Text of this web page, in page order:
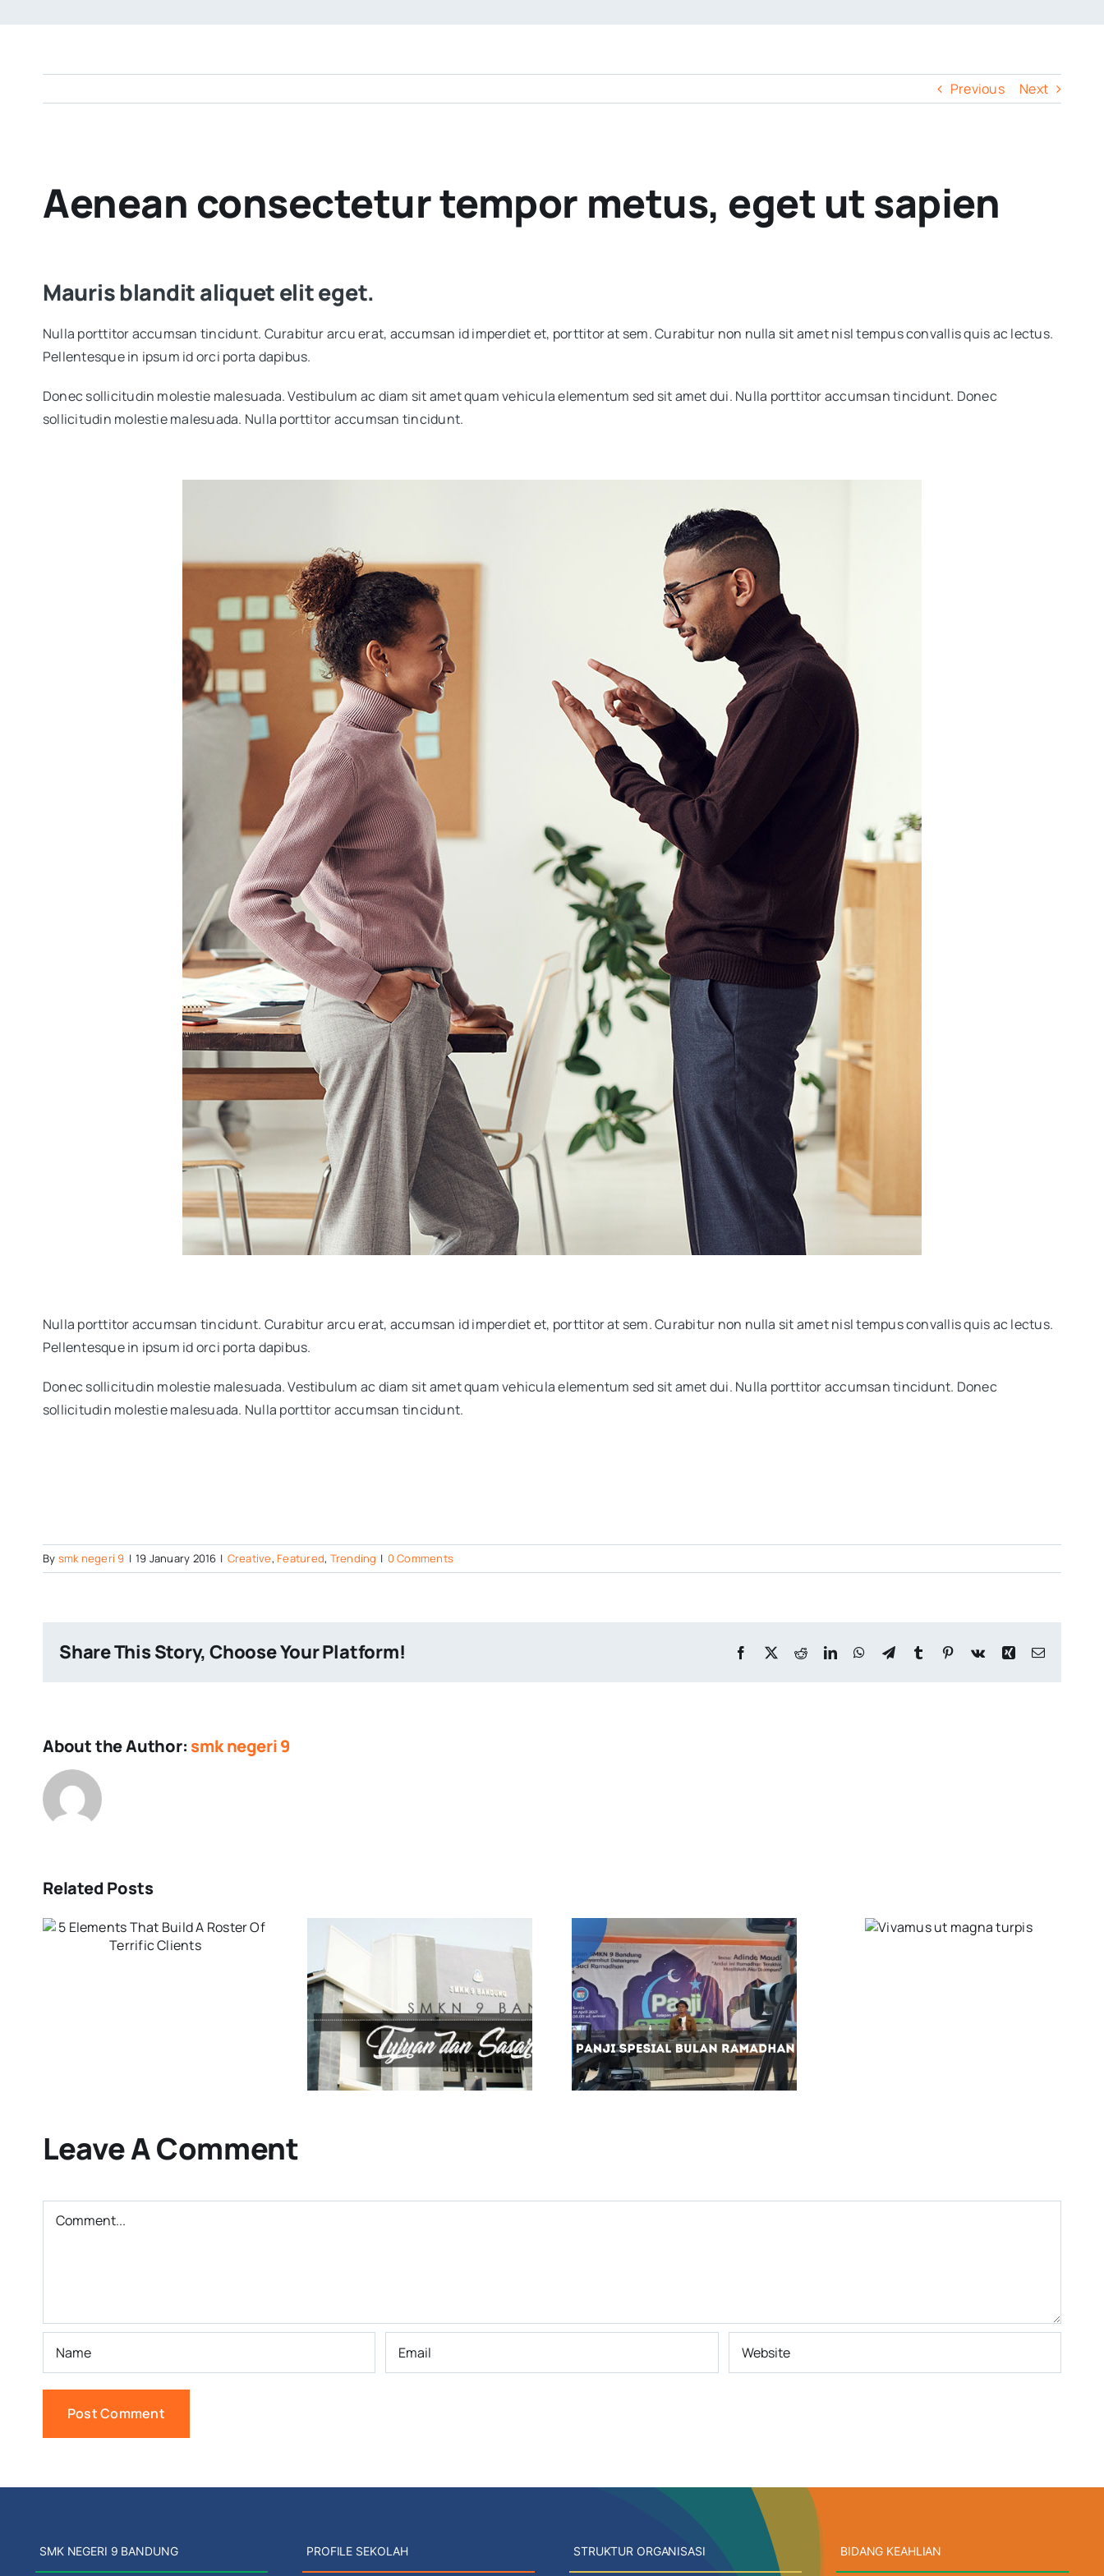
Previous Next
Larger
Image
Aenean consectetur tempor metus, eget ut sapien
Mauris blandit aliquet elit eget.
Nulla porttitor accumsan tincidunt. Curabitur arcu erat, accumsan id imperdiet et, porttitor at sem. Curabitur non nulla sit amet nisl tempus convallis quis ac lectus.
Pellentesque in ipsum id orci porta dapibus.
Donec sollicitudin molestie malesuada. Vestibulum ac diam sit amet quam vehicula elementum sed sit amet dui. Nulla porttitor accumsan tincidunt. Donec
sollicitudin molestie malesuada. Nulla porttitor accumsan tincidunt.
Nulla porttitor accumsan tincidunt. Curabitur arcu erat, accumsan id imperdiet et, porttitor at sem. Curabitur non nulla sit amet nisl tempus convallis quis ac lectus.
Pellentesque in ipsum id orci porta dapibus.
Donec sollicitudin molestie malesuada. Vestibulum ac diam sit amet quam vehicula elementum sed sit amet dui. Nulla porttitor accumsan tincidunt. Donec
sollicitudin molestie malesuada. Nulla porttitor accumsan tincidunt.
By smk negeri 9 | 19 January 2016 | Creative, Featured, Trending | 0 Comments
Share This Story, Choose Your Platform! Facebook
X RedditLinkedInWhatsApp
TelegramTumblr Pinterest
Vk Xing Email
About the Author: smk negeri 9
Related Posts
Cras suscipit ante
erat eleifend
Vivamus ut
magna turpis
5 Elements That
Leave A Comment
Comment
SMK NEGERI 9 BANDUNG PROFILE SEKOLAH STRUKTUR ORGANISASI BIDANG KEAHLIAN